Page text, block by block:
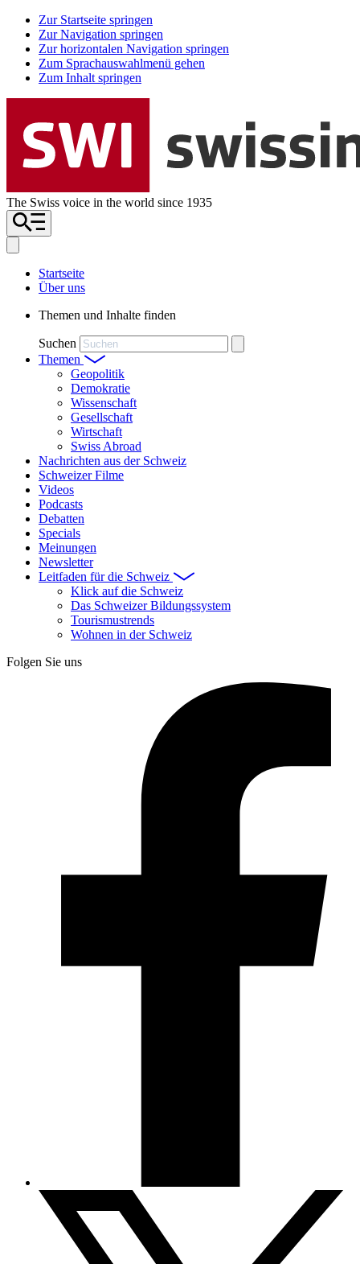
Zur Startseite springen
Zur Navigation springen
Zur horizontalen Navigation springen
Zum Sprachauswahlmenü gehen
Zum Inhalt springen
The Swiss voice in the world since 1935
Startseite
Über uns
Themen und Inhalte finden
Suchen
Themen
Geopolitik
Demokratie
Wissenschaft
Gesellschaft
Wirtschaft
Swiss Abroad
Nachrichten aus der Schweiz
Schweizer Filme
Videos
Podcasts
Debatten
Specials
Meinungen
Newsletter
Leitfaden für die Schweiz
Klick auf die Schweiz
Das Schweizer Bildungssystem
Tourismustrends
Wohnen in der Schweiz
Folgen Sie uns